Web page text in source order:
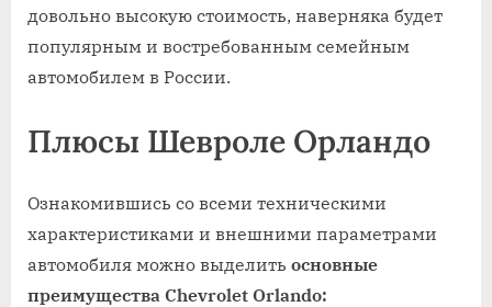
довольно высокую стоимость, наверняка будет
популярным и востребованным семейным
автомобилем в России.
Плюсы Шевроле Орландо
Ознакомившись со всеми техническими
характеристиками и внешними параметрами
автомобиля можно выделить основные
преимущества Chevrolet Orlando: